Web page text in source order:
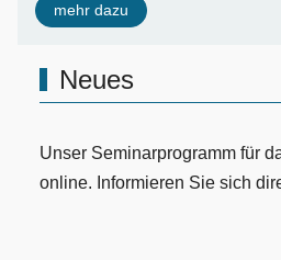
mehr dazu
Neues
Unser Seminarprogramm für
online. Informieren Sie sich